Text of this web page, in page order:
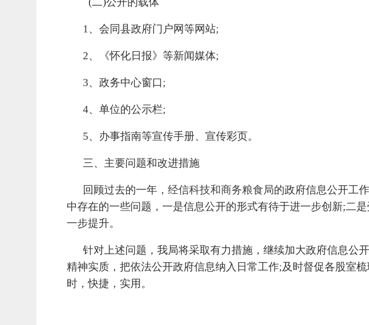
1、会同县政府门户网等网站;
2、《怀化日报》等新闻媒体;
3、政务中心窗口;
4、单位的公示栏;
5、办事指南等宣传手册、宣传彩页。
三、主要问题和改进措施
回顾过去的一年， 经信科技和商务粮食局的政府信息公开工
中存在的一些问题，一是信息公开的形式有待于进一步创新;二
一步提升。
针对上述问题，我局将采取有力措施，继续加大政府信息公
精神实质，把依法公开政府信息纳入日常工作;及时督促各股室
时，快捷，实用。